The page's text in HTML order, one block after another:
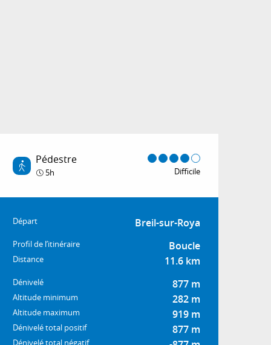
Pédestre
5h Difficile
Informations
Départ Breil-sur-Roya
Profil de l’itinéraire Boucle
Distance 11.6 km
Dénivelé 877 m
Altitude minimum 282 m
Altitude maximum 919 m
Dénivelé total positif 877 m
Dénivelé total négatif